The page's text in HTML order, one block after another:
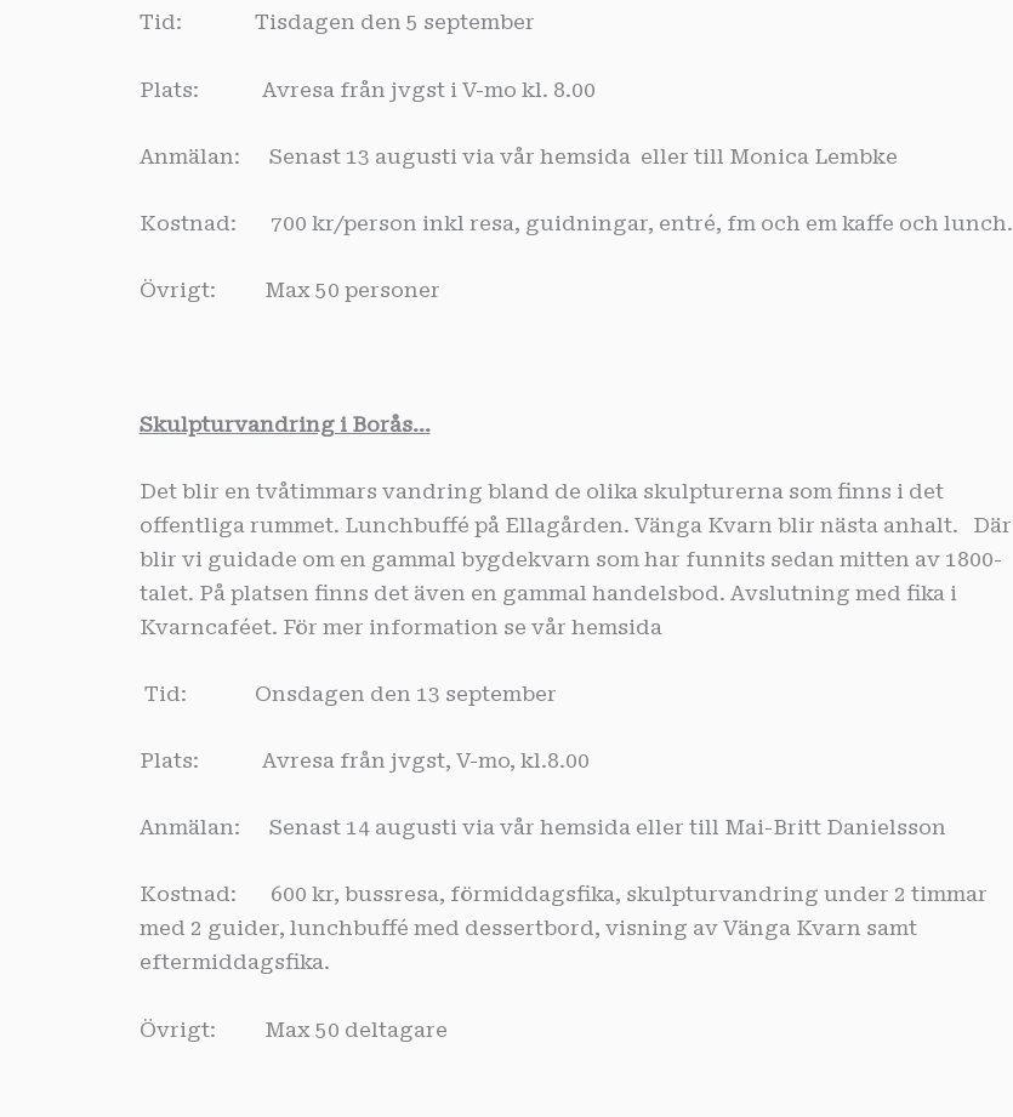
Tid: Tisdagen den 5 september
Plats: Avresa från jvgst i V-mo kl. 8.00
Anmälan: Senast 13 augusti via vår hemsida eller till Monica Lembke
Kostnad: 700 kr/person inkl resa, guidningar, entré, fm och em kaffe och lunch.
Övrigt: Max 50 personer
Skulpturvandring i Borås…
Det blir en tvåtimmars vandring bland de olika skulpturerna som finns i det
offentliga rummet. Lunchbuffé på Ellagården. Vänga Kvarn blir nästa anhalt. Där
blir vi guidade om en gammal bygdekvarn som har funnits sedan mitten av 1800-
talet. På platsen finns det även en gammal handelsbod. Avslutning med fika i
Kvarncaféet. För mer information se vår hemsida
Tid: Onsdagen den 13 september
Plats: Avresa från jvgst, V-mo, kl.8.00
Anmälan: Senast 14 augusti via vår hemsida eller till Mai-Britt Danielsson
Kostnad: 600 kr, bussresa, förmiddagsfika, skulpturvandring under 2 timmar
med 2 guider, lunchbuffé med dessertbord, visning av Vänga Kvarn samt
eftermiddagsfika.
Övrigt: Max 50 deltagare